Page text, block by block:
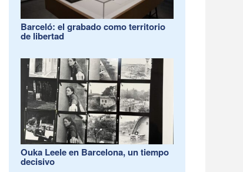
Barceló: el grabado como territorio
de libertad
Ouka Leele en Barcelona, un tiempo
decisivo